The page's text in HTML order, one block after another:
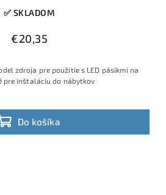
✅ SKLADOM
€20,35
Do košíka
zdroja pre použitie s LED pásikmi na
pre inštaláciu do nábytkov